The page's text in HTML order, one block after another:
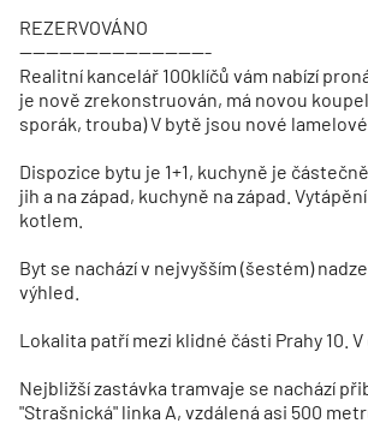
REZERVOVÁNO
-----------------------------
Realitní kancelář 100klíčů vám nabízí
je nově zrekonstruován, má novou
sporák, trouba) V bytě jsou nové
Dispozice bytu je 1+1, kuchyně je
jih a na západ, kuchyně na západ.
kotlem.
Byt se nachází v nejvyšším (šestém)
výhled.
Lokalita patří mezi klidné části Prahy 10.
Nejbližší zastávka tramvaje se nachází
"Strašnická" linka A, vzdálená asi 500